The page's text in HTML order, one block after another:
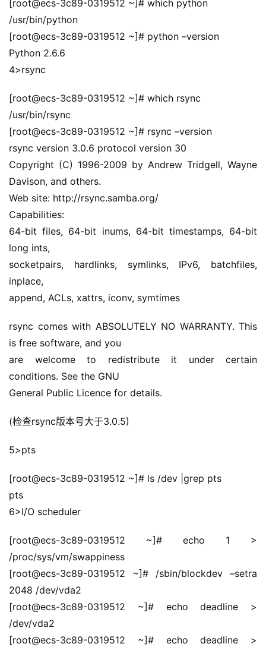
[root@ecs-3c89-0319512 ~]# which python
/usr/bin/python
[root@ecs-3c89-0319512 ~]# python –version
Python 2.6.6
4>rsync
[root@ecs-3c89-0319512 ~]# which rsync
/usr/bin/rsync
[root@ecs-3c89-0319512 ~]# rsync –version
rsync version 3.0.6 protocol version 30
Copyright (C) 1996-2009 by Andrew Tridgell, Wayne
Davison, and others.
Web site: http://rsync.samba.org/
Capabilities:
64-bit files, 64-bit inums, 64-bit timestamps, 64-bit
long ints,
socketpairs, hardlinks, symlinks, IPv6, batchfiles,
inplace,
append, ACLs, xattrs, iconv, symtimes
rsync comes with ABSOLUTELY NO WARRANTY. This
is free software, and you
are welcome to redistribute it under certain
conditions. See the GNU
General Public Licence for details.
(检查rsync版本号大于3.0.5)
5>pts
[root@ecs-3c89-0319512 ~]# ls /dev |grep pts
pts
6>I/O scheduler
[root@ecs-3c89-0319512 ~]# echo 1 >
/proc/sys/vm/swappiness
[root@ecs-3c89-0319512 ~]# /sbin/blockdev –setra
2048 /dev/vda2
[root@ecs-3c89-0319512 ~]# echo deadline >
/dev/vda2
[root@ecs-3c89-0319512 ~]# echo deadline >